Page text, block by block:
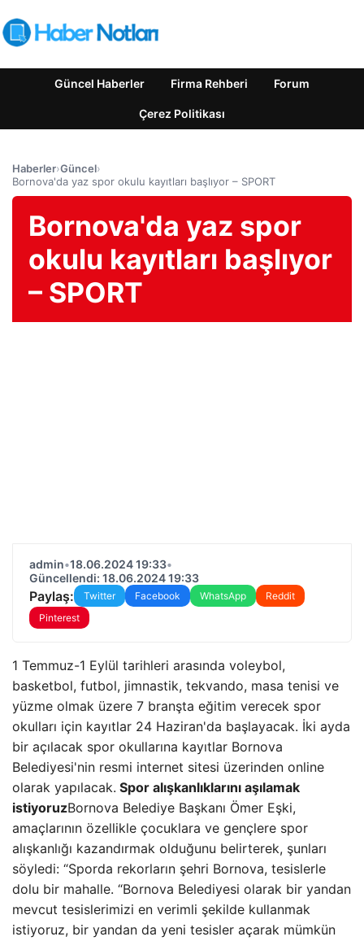
Güncel Haberler Firma Rehberi Forum
Çerez Politikası
Haberler›Güncel›
Bornova'da yaz spor okulu kayıtları başlıyor – SPORT
Bornova'da yaz spor
okulu kayıtları başlıyor
– SPORT
admin•18.06.2024 19:33•
Güncellendi: 18.06.2024 19:33
Paylaş: Twitter Facebook WhatsApp
Reddit
Pinterest
1 Temmuz-1 Eylül tarihleri ​​arasında voleybol,
basketbol, ​​futbol, ​​jimnastik, tekvando, masa tenisi ve
yüzme olmak üzere 7 branşta eğitim verecek spor
okulları için kayıtlar 24 Haziran'da başlayacak. İki ayda
bir açılacak spor okullarına kayıtlar Bornova
Belediyesi'nin resmi internet sitesi üzerinden online
olarak yapılacak. Spor alışkanlıklarını aşılamak
istiyoruzBornova Belediye Başkanı Ömer Eşki,
amaçlarının özellikle çocuklara ve gençlere spor
alışkanlığı kazandırmak olduğunu belirterek, şunları
söyledi: “Sporda rekorların şehri Bornova, tesislerle
dolu bir mahalle. “Bornova Belediyesi olarak bir yandan
mevcut tesislerimizi en verimli şekilde kullanmak
istiyoruz, bir yandan da yeni tesisler açarak mümkün